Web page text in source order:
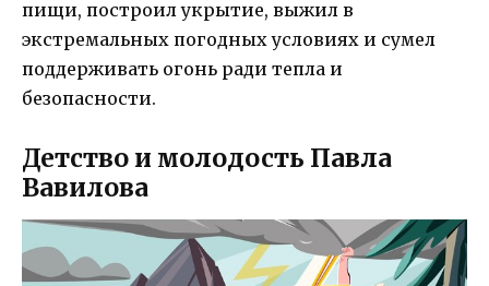
пищи, построил укрытие, выжил в
экстремальных погодных условиях и сумел
поддерживать огонь ради тепла и
безопасности.
Детство и молодость Павла
Вавилова